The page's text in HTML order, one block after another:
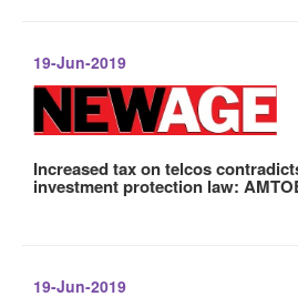
19-Jun-2019
Increased tax on telcos
investment protection law:
19-Jun-2019